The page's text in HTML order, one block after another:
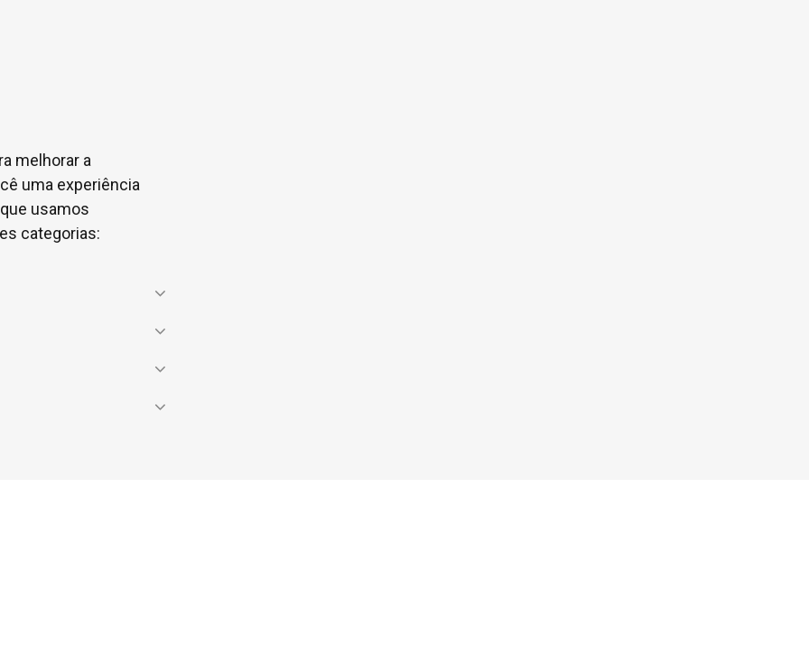
melhorar a
uma experiência
usamos
categorias:
tráfego para que
por diferentes
ou se já o visitou